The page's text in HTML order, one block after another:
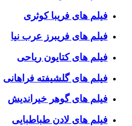
فیلم های فریبا کوثری
فیلم های فریبرز عرب نیا
فیلم های کتایون ریاحی
فیلم های گلشیفته فراهانی
فیلم های گوهر خیراندیش
فیلم های لادن طباطبایی